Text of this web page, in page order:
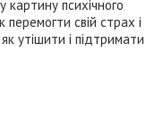
психічного
свій страх і
утішити і підтримати